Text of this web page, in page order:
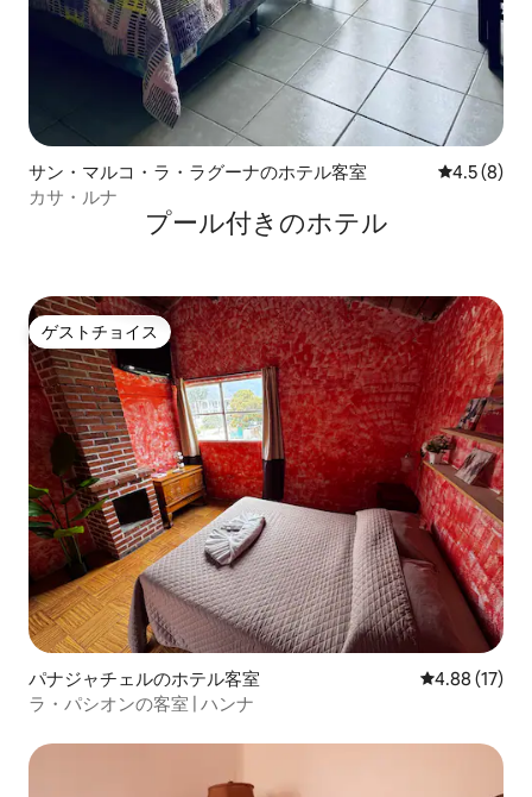
サン・マルコ・ラ・ラグーナのホテル客室 レビュー8
4.5 (8)
カサ・ルナ
プール付きのホ⁠テ⁠ル
ゲストチョイス
ゲストチョイス
パナジャチェルのホテル客室 レビュー17
4.88 (17)
ラ・パシオンの客室 | ハンナ